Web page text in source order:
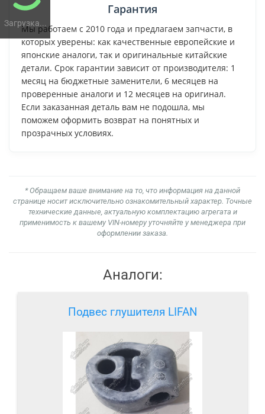
Загрузка...
Гарантия
Мы работаем с 2010 года и предлагаем запчасти, в
которых уверены: как качественные европейские и
японские аналоги, так и оригинальные китайские
детали. Срок гарантии зависит от производителя: 1
месяц на бюджетные заменители, 6 месяцев на
проверенные аналоги и 12 месяцев на оригинал.
Если заказанная деталь вам не подошла, мы
поможем оформить возврат на понятных и
прозрачных условиях.
* Обращаем ваше внимание на то, что информация на данной
странице носит исключительно ознакомительный характер. Точные
технические данные, актуальную комплектацию агрегата и
применимость к вашему VIN-номеру уточняйте у менеджера при
оформлении заказа.
Аналоги:
Подвес глушителя LIFAN